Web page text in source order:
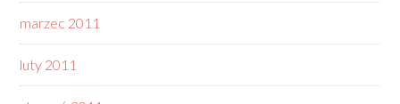
marzec 2011
luty 2011